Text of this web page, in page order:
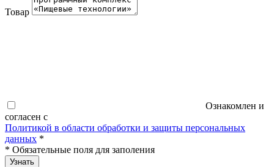
Товар
Ознакомлен и
согласен с
Политикой в области обработки и защиты персональных
данных *
* Обязательные поля для заполения
Узнать